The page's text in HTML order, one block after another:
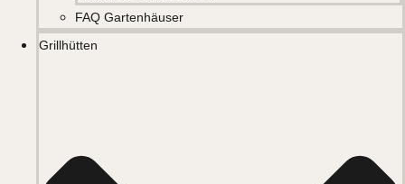
FAQ Gartenhäuser
Grillhütten